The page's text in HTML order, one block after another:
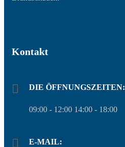
Kontakt
DIE ÖFFNUNGSZEITEN:
09:00 - 12:00 14:00 - 18:00
E-MAIL: